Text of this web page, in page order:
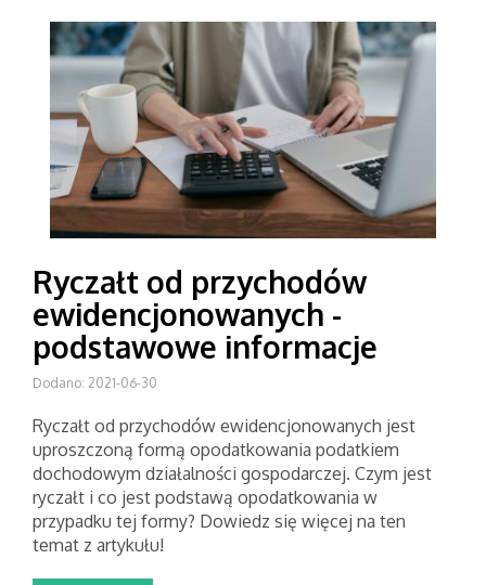
Ryczałt od przychodów
ewidencjonowanych -
podstawowe informacje
Dodano: 2021-06-30
Ryczałt od przychodów ewidencjonowanych jest
uproszczoną formą opodatkowania podatkiem
dochodowym działalności gospodarczej. Czym jest
ryczałt i co jest podstawą opodatkowania w
przypadku tej formy? Dowiedz się więcej na ten
temat z artykułu!